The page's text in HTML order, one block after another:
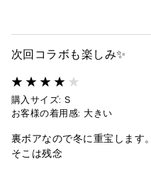
次回コラボも楽しみ✨
購入サイズ: S
お客様の着用感: 大きい
裏ボアなので冬に重宝します
そこは残念